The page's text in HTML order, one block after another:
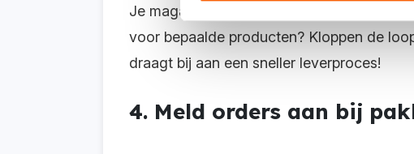
Je magazijn staat natuurlijk vol met heel
voor bepaalde producten? Kloppen de
draagt bij aan een sneller leverproces!
4. Meld orders aan bij